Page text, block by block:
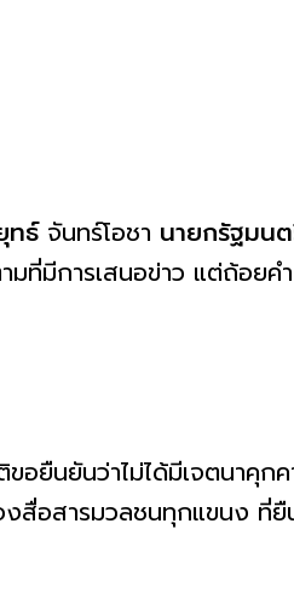
ทธ์จันทร์โอชา นายกรัฐมน
มที่มีการเสนอข่าว แต่ถ้อย
อยืนยันว่าไม่ได้มีเจตนาคุ
งสื่อสารมวลชนทุกแขนง ที่